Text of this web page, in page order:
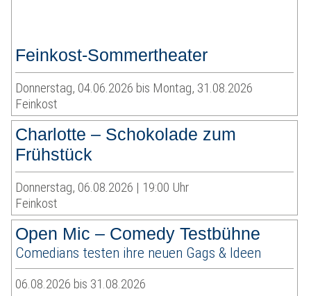
Feinkost-Sommertheater
Donnerstag, 04.06.2026 bis Montag, 31.08.2026
Feinkost
Charlotte – Schokolade zum
Frühstück
Donnerstag, 06.08.2026 | 19:00 Uhr
Feinkost
Open Mic – Comedy Testbühne
Comedians testen ihre neuen Gags & Ideen
06.08.2026 bis 31.08.2026